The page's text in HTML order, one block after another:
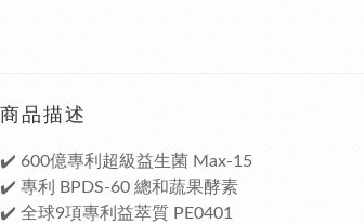
商品描述
✔️ 600億專利超級益生菌 Max-15
✔️ 專利 BPDS-60 總和蔬果酵素
✔️ 全球9項專利益萃質 PE0401